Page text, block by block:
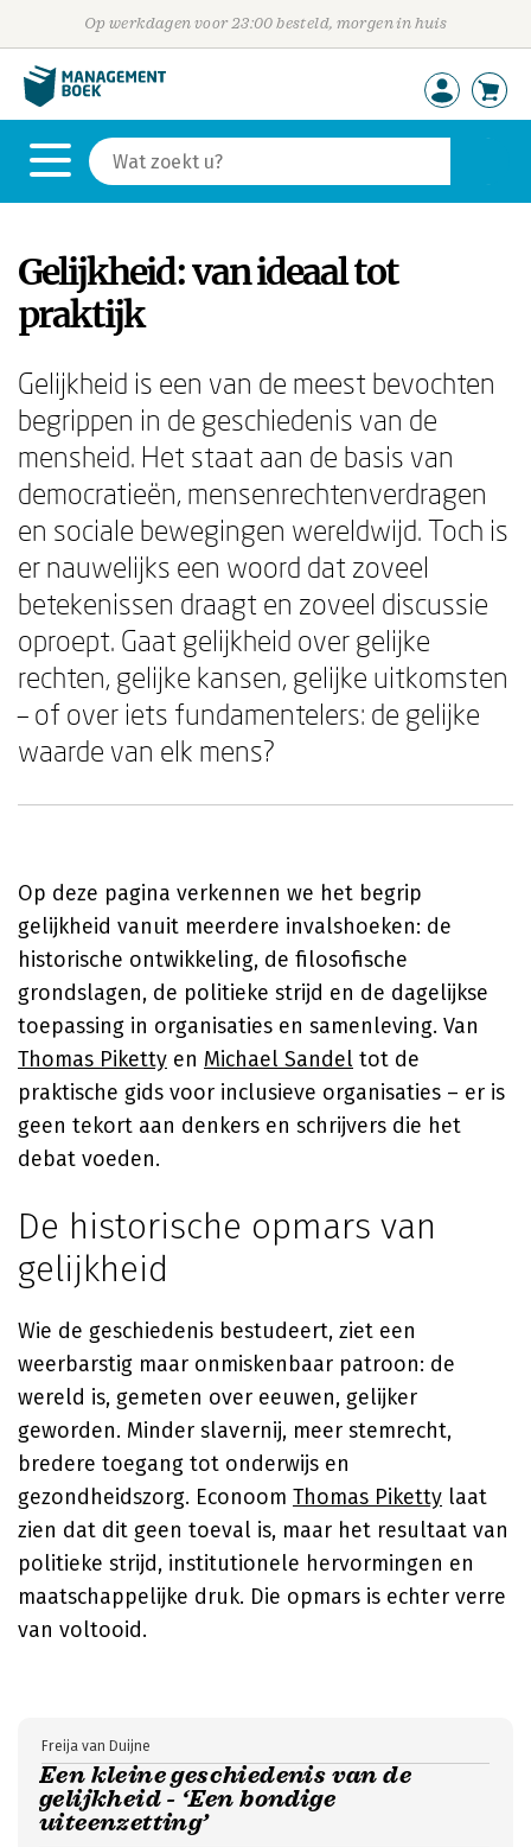
Op werkdagen voor 23:00 besteld, morgen in huis
Gelijkheid: van ideaal tot
praktijk
Gelijkheid is een van de meest bevochten
begrippen in de geschiedenis van de
mensheid. Het staat aan de basis van
democratieën, mensenrechtenverdragen
en sociale bewegingen wereldwijd. Toch is
er nauwelijks een woord dat zoveel
betekenissen draagt en zoveel discussie
oproept. Gaat gelijkheid over gelijke
rechten, gelijke kansen, gelijke uitkomsten
– of over iets fundamentelers: de gelijke
waarde van elk mens?
Op deze pagina verkennen we het begrip
gelijkheid vanuit meerdere invalshoeken: de
historische ontwikkeling, de filosofische
grondslagen, de politieke strijd en de dagelijkse
toepassing in organisaties en samenleving. Van
Thomas Piketty en Michael Sandel tot de
praktische gids voor inclusieve organisaties – er is
geen tekort aan denkers en schrijvers die het
debat voeden.
De historische opmars van
gelijkheid
Wie de geschiedenis bestudeert, ziet een
weerbarstig maar onmiskenbaar patroon: de
wereld is, gemeten over eeuwen, gelijker
geworden. Minder slavernij, meer stemrecht,
bredere toegang tot onderwijs en
gezondheidszorg. Econoom Thomas Piketty laat
zien dat dit geen toeval is, maar het resultaat van
politieke strijd, institutionele hervormingen en
maatschappelijke druk. Die opmars is echter verre
van voltooid.
Een kleine geschiedenis van de
gelijkheid - ‘Een bondige
uiteenzetting’
Freija van Duijne